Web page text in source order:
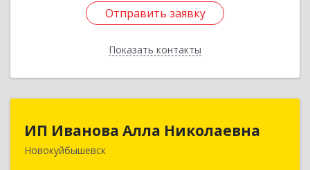
Отправить заявку
Показать контакты
Отправить заявку
Назад
ИП Иванова Алла Николаевна
Новокуйбышевск